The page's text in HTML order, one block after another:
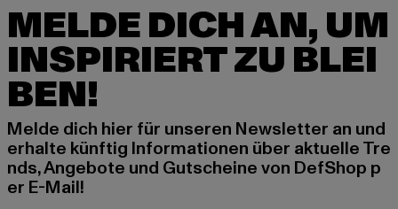
MELDE DICH AN, UM
INSPIRIERT ZU BLEI
BEN!
Melde dich hier für unseren Newsletter an und
erhalte künftig Informationen über aktuelle Tre
nds, Angebote und Gutscheine von DefShop p
er E-Mail!